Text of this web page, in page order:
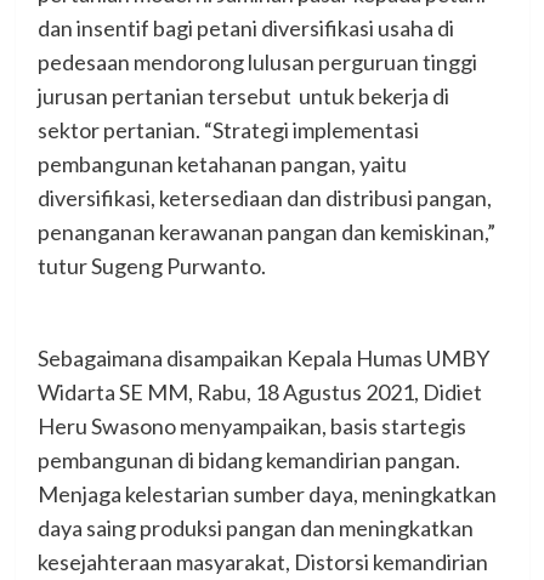
dan insentif bagi petani diversifikasi usaha di
pedesaan mendorong lulusan perguruan tinggi
jurusan pertanian tersebut untuk bekerja di
sektor pertanian. “Strategi implementasi
pembangunan ketahanan pangan, yaitu
diversifikasi, ketersediaan dan distribusi pangan,
penanganan kerawanan pangan dan kemiskinan,”
tutur Sugeng Purwanto.
Sebagaimana disampaikan Kepala Humas UMBY
Widarta SE MM, Rabu, 18 Agustus 2021, Didiet
Heru Swasono menyampaikan, basis startegis
pembangunan di bidang kemandirian pangan.
Menjaga kelestarian sumber daya, meningkatkan
daya saing produksi pangan dan meningkatkan
kesejahteraan masyarakat, Distorsi kemandirian